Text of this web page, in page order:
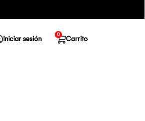
Iniciar sesión Carrito
0